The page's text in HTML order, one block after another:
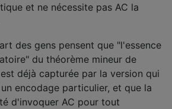
et ne nécessite pas AC la
des gens pensent que "l'essence
du théorème mineur de
déjà capturée par la version qui
encodage particulier, et que la
d'invoquer AC pour tout